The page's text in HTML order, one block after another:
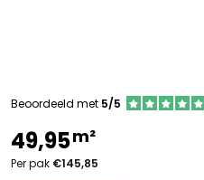
Beoordeeld met 5/5
49,95m²
Per pak €145,85